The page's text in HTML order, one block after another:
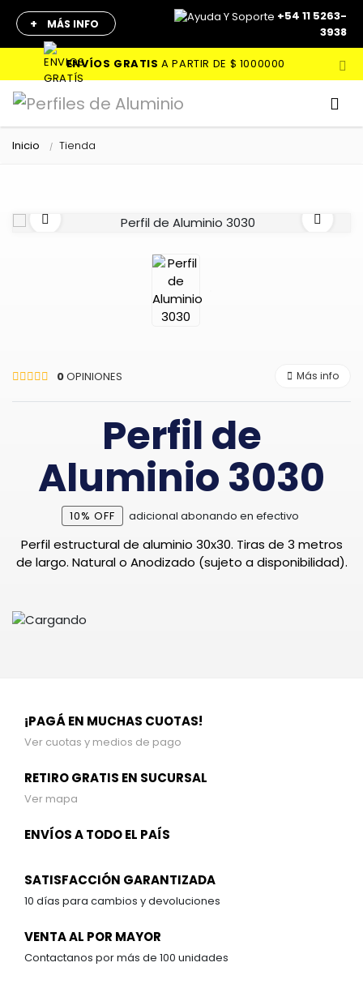
+ MÁS INFO
+54 11 5263-
3938
ENVÍOS GRATIS A PARTIR DE $ 1000000
Inicio Tienda
0OPINIONES Más info
Perfil de
Aluminio 3030
10% OFF adicional abonando en efectivo
Perfil estructural de aluminio 30x30. Tiras de 3 metros
de largo. Natural o Anodizado (sujeto a disponibilidad).
¡PAGÁ EN MUCHAS CUOTAS!
Ver cuotas y medios de pago
RETIRO GRATIS EN SUCURSAL
Ver mapa
ENVÍOS A TODO EL PAÍS
SATISFACCIÓN GARANTIZADA
10 días para cambios y devoluciones
VENTA AL POR MAYOR
Contactanos por más de 100 unidades